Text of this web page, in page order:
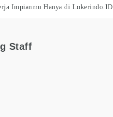
Impianmu Hanya di Lokerindo.ID
Staff